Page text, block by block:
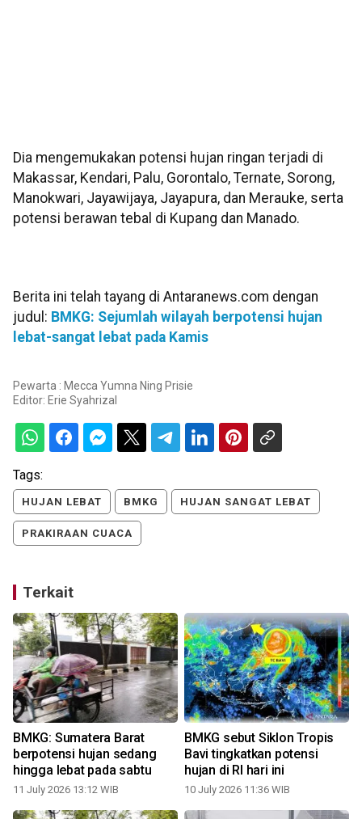
Dia mengemukakan potensi hujan ringan terjadi di
Makassar, Kendari, Palu, Gorontalo, Ternate, Sorong,
Manokwari, Jayawijaya, Jayapura, dan Merauke, serta
potensi berawan tebal di Kupang dan Manado.
Berita ini telah tayang di Antaranews.com dengan
judul: BMKG: Sejumlah wilayah berpotensi hujan
lebat-sangat lebat pada Kamis
Pewarta : Mecca Yumna Ning Prisie
Editor: Erie Syahrizal
Tags:
HUJAN LEBAT BMKG HUJAN SANGAT LEBAT
PRAKIRAAN CUACA
Terkait
BMKG: Sumatera Barat
berpotensi hujan sedang
hingga lebat pada sabtu
11 July 2026 13:12 WIB
BMKG sebut Siklon Tropis
Bavi tingkatkan potensi
hujan di RI hari ini
10 July 2026 11:36 WIB